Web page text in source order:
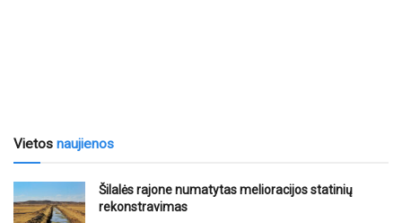
Vietos naujienos
Šilalės rajone numatytas melioracijos statinių
rekonstravimas